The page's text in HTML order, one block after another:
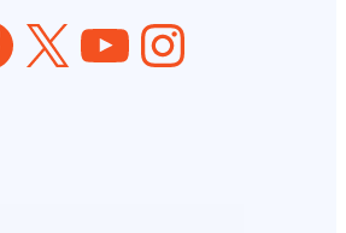
X YouTube Instagram